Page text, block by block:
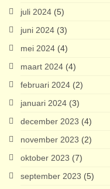
juli 2024 (5)
juni 2024 (3)
mei 2024 (4)
maart 2024 (4)
februari 2024 (2)
januari 2024 (3)
december 2023 (4)
november 2023 (2)
oktober 2023 (7)
september 2023 (5)